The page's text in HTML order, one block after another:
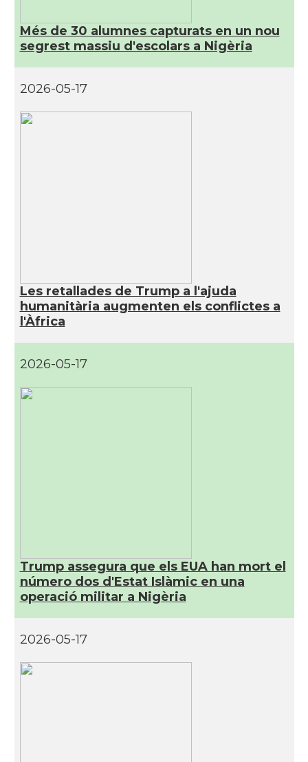
Més de 30 alumnes capturats en un nou
segrest massiu d'escolars a Nigèria
2026-05-17
Les retallades de Trump a l'ajuda
humanitària augmenten els conflictes a
l'Àfrica
2026-05-17
Trump assegura que els EUA han mort el
número dos d'Estat Islàmic en una
operació militar a Nigèria
2026-05-17